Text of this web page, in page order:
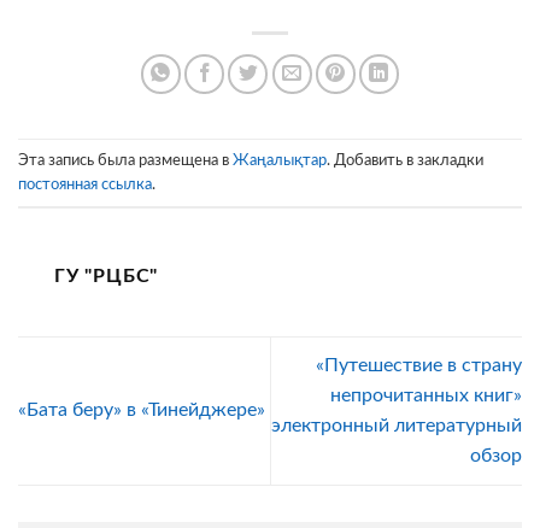
Эта запись была размещена в Жаңалықтар. Добавить в закладки
постоянная ссылка.
ГУ "РЦБС"
«Бата беру» в «Тинейджере»
«Путешествие в страну
непрочитанных книг»
электронный литературный
обзор